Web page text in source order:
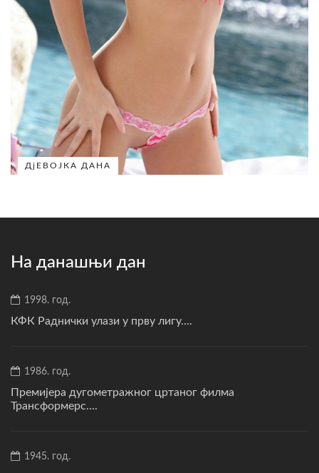
ДјЕВОЈКА ДАНА
На данашњи дан
1998. год.
КФК Раднички улази у прву лигу....
1986. год.
Премијера дугометражног цртаног филма
Трансформерс....
1945. год.